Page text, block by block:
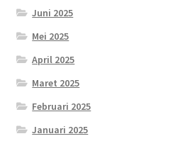
Juni 2025
Mei 2025
April 2025
Maret 2025
Februari 2025
Januari 2025